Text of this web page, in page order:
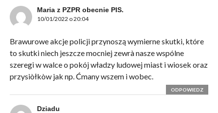
Maria z PZPR obecnie PIS.
10/01/2022 o 20:04
Brawurowe akcje policji przynoszą wymierne skutki, które
to skutki niech jeszcze mocniej zewrà nasze wspólne
szeregi w walce o pokój władzy ludowej miast i wiosek oraz
przysiòłkòw jak np. Ćmany wszem i wobec.
ODPOWIEDZ
Dziadu